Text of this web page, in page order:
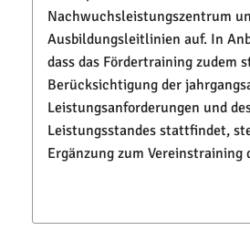
Nachwuchsleistungszentrum
Ausbildungsleitlinien auf. In
dass das Fördertraining zudem
Berücksichtigung der
Leistungsanforderungen und
Leistungsstandes stattfindet,
Ergänzung zum Vereinstraining